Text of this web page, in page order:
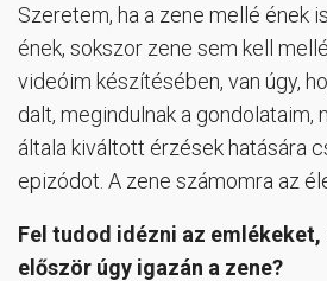
Szeretem, ha a zene mellé ének
ének, sokszor zene sem kell
videóim készítésében, van úgy,
dalt, megindulnak a gondolataim,
általa kiváltott érzések hatására
epizódot. A zene számomra az
Fel tudod idézni az
először úgy igazán a zene?